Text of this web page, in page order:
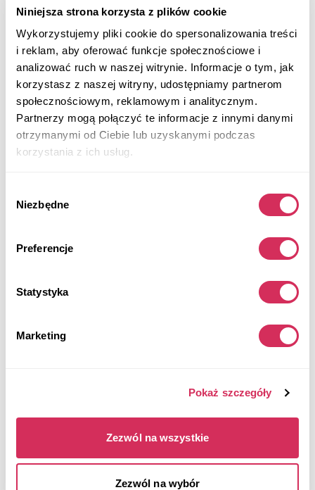
Niniejsza strona korzysta z plików cookie
Wykorzystujemy pliki cookie do spersonalizowania treści
i reklam, aby oferować funkcje społecznościowe i
analizować ruch w naszej witrynie. Informacje o tym, jak
korzystasz z naszej witryny, udostępniamy partnerom
społecznościowym, reklamowym i analitycznym.
Partnerzy mogą połączyć te informacje z innymi danymi
otrzymanymi od Ciebie lub uzyskanymi podczas
korzystania z ich usług.
zgody
Niezbędne
Preferencje
Statystyka
Marketing
Pokaż szczegóły
Zezwól na wszystkie
Zezwól na wybór
2025 TOYOTA TACOMA TRD OFF-ROAD
Rollover
$0
Więcej informacji